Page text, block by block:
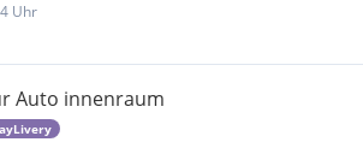
Uhr
Auto innenraum